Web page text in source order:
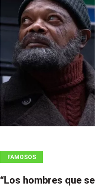
FAMOSOS
“Los hombres que se